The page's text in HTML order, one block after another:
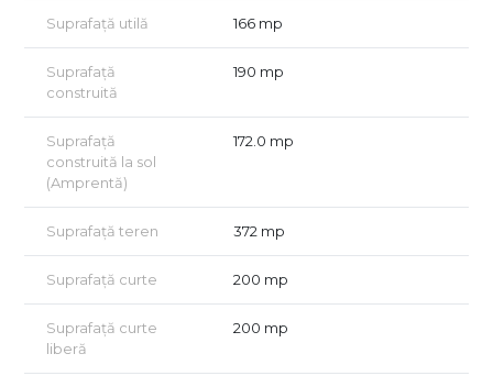
Suprafață utilă 166 mp
Suprafață
construită
190 mp
Suprafață
construită la sol
(Amprentă)
172.0 mp
Suprafață teren 372 mp
Suprafață curte 200 mp
Suprafață curte
liberă
200 mp